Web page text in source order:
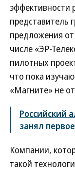
эффективности
представитель
предложения
числе «ЭР-
пилотных
что пока
«Магните» не
Российский
занял
Компании,
такой